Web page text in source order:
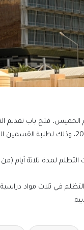
الخميس، فتح باب تقديم
لمدة ثلاثة أيام
في ثلاث مواد